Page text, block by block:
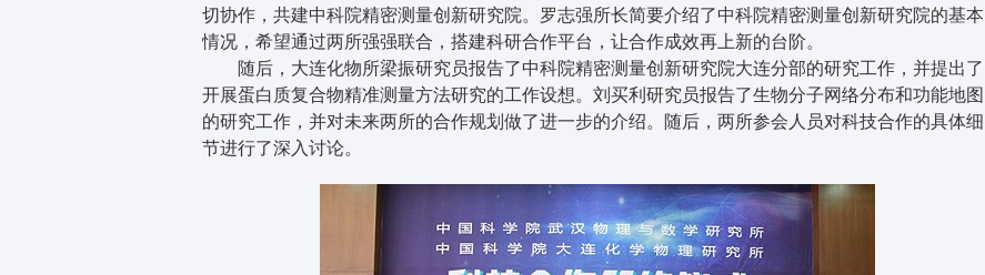
切协作，共建中科院精密测量创新研究院。罗志强所长简要介绍了中科院精密测量创新研究院的基本
情况，希望通过两所强强联合，搭建科研合作平台，让合作成效再上新的台阶。
随后，大连化物所梁振研究员报告了中科院精密测量创新研究院大连分部的研究工作，并提出了
开展蛋白质复合物精准测量方法研究的工作设想。刘买利研究员报告了生物分子网络分布和功能地图
的研究工作，并对未来两所的合作规划做了进一步的介绍。随后，两所参会人员对科技合作的具体细
节进行了深入讨论。